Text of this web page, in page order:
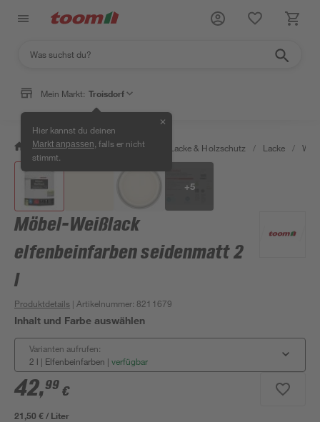
Mein Markt: Troisdorf
Hier kannst du deinen
Markt anpassen , falls er nicht
stimmt.
✕
/ Bauen & Renovieren / Farben, Lacke & Holzschutz / Lacke /
+5
Möbel-Weißlack
elfenbeinfarben seidenmatt 2
l
Produktdetails | Artikelnummer: 8211679
Inhalt und Farbe auswählen
Varianten aufrufen:
2 l | Elfenbeinfarben | verfügbar
42,99 €
21,50 € / Liter